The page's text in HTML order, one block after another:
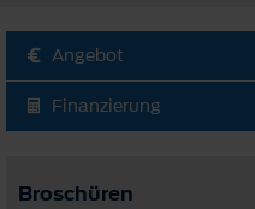
Angebot
Finanzierung
Broschüren